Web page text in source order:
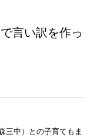
言い訳を作っ
三中）との子育てもま